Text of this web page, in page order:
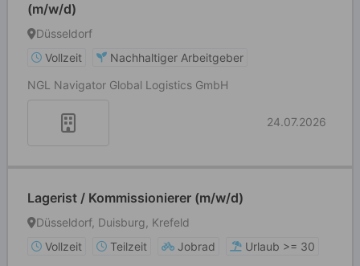
(m/w/d)
Düsseldorf
Vollzeit
Nachhaltiger Arbeitgeber
NGL Navigator Global Logistics GmbH
24.07.2026
Lagerist / Kommissionierer (m/w/d)
Düsseldorf, Duisburg, Krefeld
Vollzeit
Teilzeit Jobrad
Urlaub >= 30